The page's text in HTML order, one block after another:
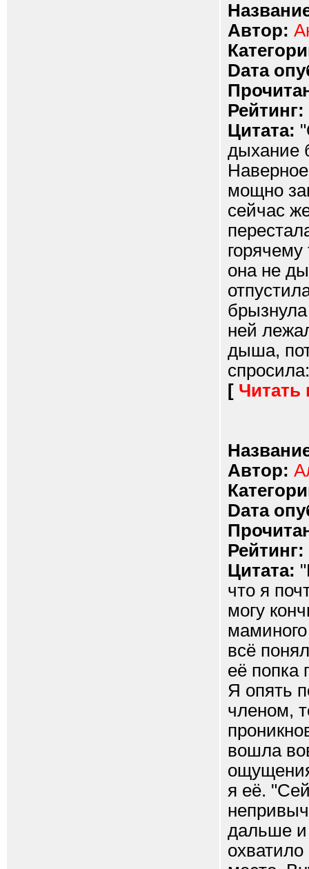
Автор:
Dата
Рейтинг:
Цитата:
дыхание
мощно
сейчас
горячему
она не
ней
дыша,
[ Читать
Автор:
Dата
Рейтинг:
Цитата:
что я
могу
всё
её попка
Я опять
членом,
вошла
я её.
дальше и
охватило